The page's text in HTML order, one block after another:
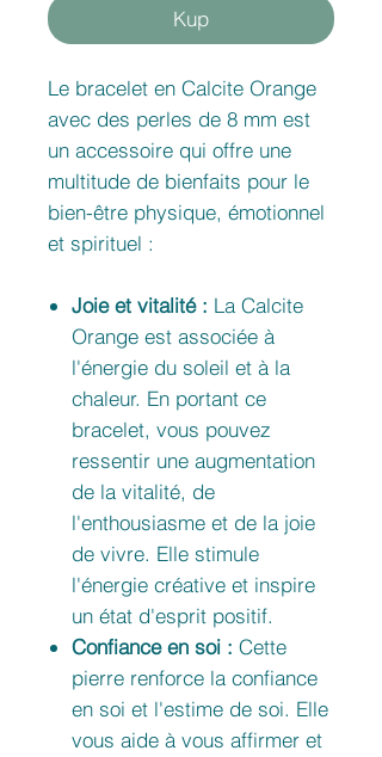
Kup
Le bracelet en Calcite Orange
avec des perles de 8 mm est
un accessoire qui offre une
multitude de bienfaits pour le
bien-être physique, émotionnel
et spirituel :
Joie et vitalité : La Calcite
Orange est associée à
l'énergie du soleil et à la
chaleur. En portant ce
bracelet, vous pouvez
ressentir une augmentation
de la vitalité, de
l'enthousiasme et de la joie
de vivre. Elle stimule
l'énergie créative et inspire
un état d'esprit positif.
Confiance en soi : Cette
pierre renforce la confiance
en soi et l'estime de soi. Elle
vous aide à vous affirmer et